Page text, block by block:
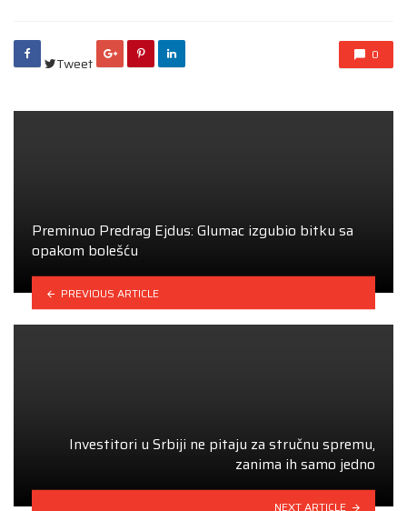
Tweet 0
Preminuo Predrag Ejdus: Glumac izgubio bitku sa
opakom bolešću
PREVIOUS ARTICLE
Investitori u Srbiji ne pitaju za stručnu spremu,
zanima ih samo jedno
NEXT ARTICLE